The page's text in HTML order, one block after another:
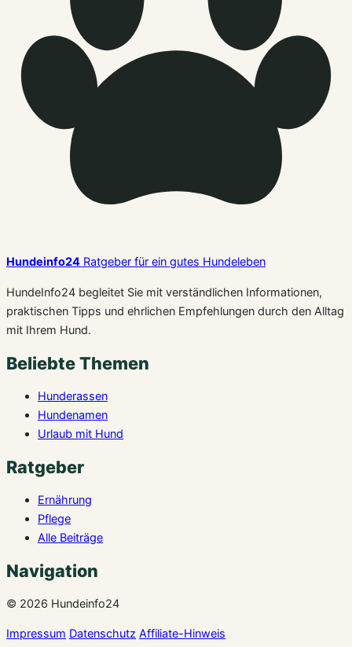
Hundeinfo24 Ratgeber für ein gutes Hundeleben
HundeInfo24 begleitet Sie mit verständlichen Informationen,
praktischen Tipps und ehrlichen Empfehlungen durch den Alltag
mit Ihrem Hund.
Beliebte Themen
Hunderassen
Hundenamen
Urlaub mit Hund
Ratgeber
Ernährung
Pflege
Alle Beiträge
Navigation
© 2026 Hundeinfo24
Impressum Datenschutz Affiliate-Hinweis